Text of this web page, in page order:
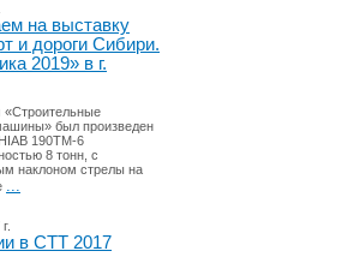
на выставку
и дороги Сибири.
2019» в г.
был произведен
190TM-6
8 тонн, с
наклоном стрелы на
...
в СТТ 2017